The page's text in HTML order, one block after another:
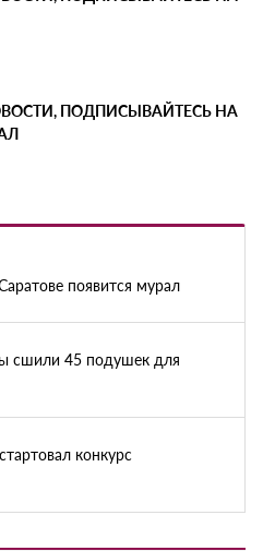
ПОДПИСЫВАЙТЕСЬ НА
появится мурал
сшили 45 подушек для
конкурс